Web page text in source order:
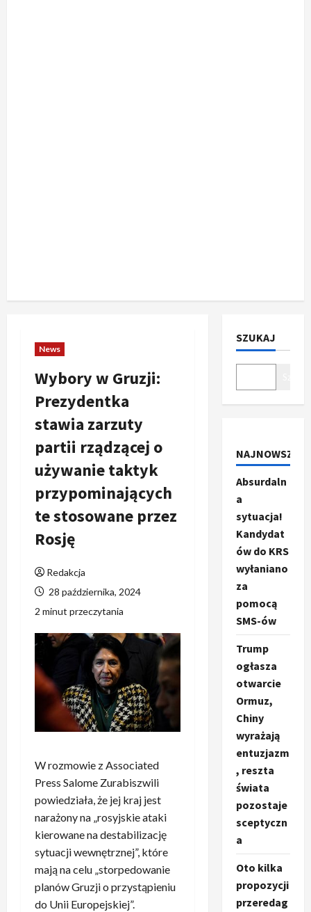
News
Wybory w Gruzji:
Prezydentka
stawia zarzuty
partii rządzącej o
używanie taktyk
przypominających
te stosowane przez
Rosję
Redakcja
28 października, 2024
2 minut przeczytania
W rozmowie z Associated
Press Salome Zurabiszwili
powiedziała, że jej kraj jest
narażony na „rosyjskie ataki
kierowane na destabilizację
sytuacji wewnętrznej”, które
mają na celu „storpedowanie
planów Gruzji o przystąpieniu
do Unii Europejskiej”.
SZUKAJ
NAJNOWSZE
Absurdaln
a
sytuacja!
Kandydat
ów do KRS
wyłaniano
za
pomocą
SMS-ów
Trump
ogłasza
otwarcie
Ormuz,
Chiny
wyrażają
entuzjazm
, reszta
świata
pozostaje
sceptyczn
a
Oto kilka
propozycji
przeredag